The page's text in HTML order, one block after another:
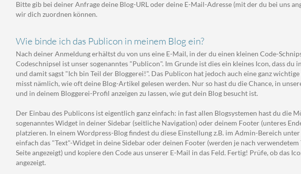
Bitte gib bei deiner Anfrage deine Blog-URL oder deine E-Mail-Adresse (mit der du bei uns
wir dich zuordnen können.
Wie binde ich das Publicon in meinem Blog ein?
Nach deiner Anmeldung erhältst du von uns eine E-Mail, in der du einen kleinen Code-
Codeschnipsel ist unser sogenanntes "Publicon". Im Grunde ist dies ein kleines Icon, dass du
und damit sagst "Ich bin Teil der Bloggerei!". Das Publicon hat jedoch auch eine ganz
misst nämlich, wie oft deine Blog-Artikel gelesen werden. Nur so hast du die Chance, in
und in deinem Bloggerei-Profil anzeigen zu lassen, wie gut dein Blog besucht ist.
Der Einbau des Publicons ist eigentlich ganz einfach: in fast allen Blogsystemen hast du die
sogenanntes Widget in deiner Sidebar (seitliche Navigation) oder deinem Footer (unteres
platzieren. In einem Wordpress-Blog findest du diese Einstellung z.B. im Admin-Bereich
einfach das "Text"-Widget in deine Sidebar oder deinen Footer (werden je nach
Seite angezeigt) und kopiere den Code aus unserer E-Mail in das Feld. Fertig! Prüfe, ob das
angezeigt.